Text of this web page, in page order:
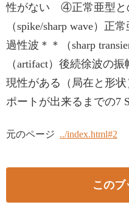
性がない ④正常亜型と
（spike/sharp wave）正
過性波＊＊（sharp
（artifact）後続徐波の
現性がある（局在と形
ポートが出来るまでの7
元のページ ../index.html#2
このブ